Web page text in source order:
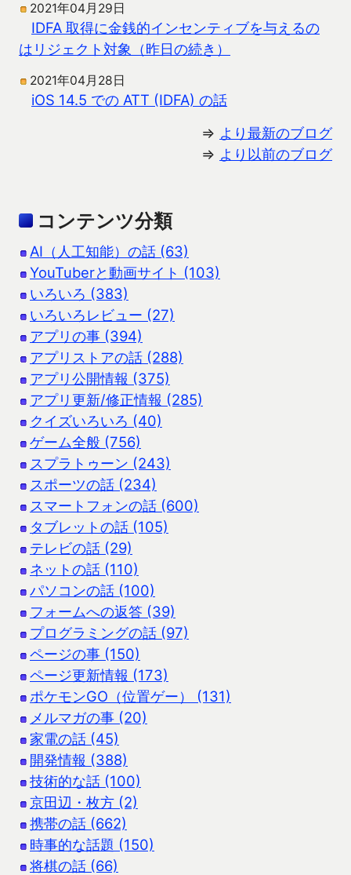
2021年04月29日
IDFA 取得に金銭的インセンティブを与えるの
はリジェクト対象（昨日の続き）
2021年04月28日
iOS 14.5 での ATT (IDFA) の話
⇒ より最新のブログ
⇒ より以前のブログ
コンテンツ分類
AI（人工知能）の話 (63)
YouTuberと動画サイト (103)
いろいろ (383)
いろいろレビュー (27)
アプリの事 (394)
アプリストアの話 (288)
アプリ公開情報 (375)
アプリ更新/修正情報 (285)
クイズいろいろ (40)
ゲーム全般 (756)
スプラトゥーン (243)
スポーツの話 (234)
スマートフォンの話 (600)
タブレットの話 (105)
テレビの話 (29)
ネットの話 (110)
パソコンの話 (100)
フォームへの返答 (39)
プログラミングの話 (97)
ページの事 (150)
ページ更新情報 (173)
ポケモンGO（位置ゲー） (131)
メルマガの事 (20)
家電の話 (45)
開発情報 (388)
技術的な話 (100)
京田辺・枚方 (2)
携帯の話 (662)
時事的な話題 (150)
将棋の話 (66)